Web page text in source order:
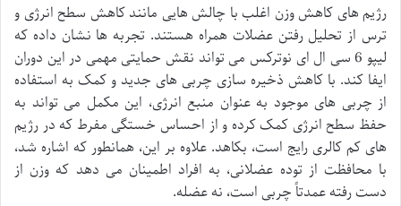
رژیم های کاهش وزن اغلب با چالش هایی مانند کاهش سطح انرژی و
ترس از تحلیل رفتن عضلات همراه هستند. تجربه ها نشان داده که
لیپو 6 سی ال ای نوترکس می تواند نقش حمایتی مهمی در این دوران
ایفا کند. با کاهش ذخیره سازی چربی های جدید و کمک به استفاده
از چربی های موجود به عنوان منبع انرژی، این مکمل می تواند به
حفظ سطح انرژی کمک کرده و از احساس خستگی مفرط که در رژیم
های کم کالری رایج است، بکاهد. علاوه بر این، همانطور که اشاره شد،
با محافظت از توده عضلانی، به افراد اطمینان می دهد که وزن از
دست رفته عمدتاً چربی است، نه عضله.